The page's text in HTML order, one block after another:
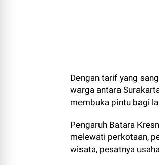
Dengan tarif yang
warga antara
membuka pintu bagi
Pengaruh Batara
melewati perkotaan,
wisata, pesatnya